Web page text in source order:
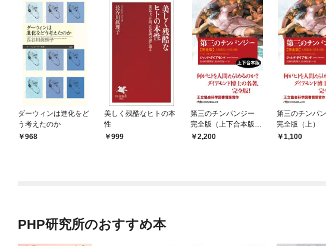
ダーウィンは進化をど
う考えたのか
968
美しく残酷なヒトの本
性
999
第三のチンパンジー
完全版（上下合本版）
人類進化の栄光と翳り
2,200
第三のチンパ
完全版（上）
化の栄光と翳り
1,100
PHP研究所のおすすめ本